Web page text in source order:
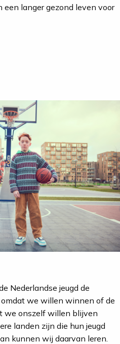
een langer gezond leven voor
Nederlandse jeugd de
we willen winnen of de
we onszelf willen blijven
landen zijn die hun jeugd
kunnen wij daarvan leren.